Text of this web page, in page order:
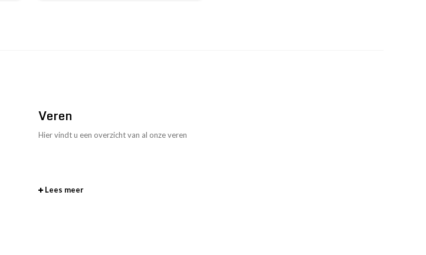
Veren
Hier vindt u een overzicht van al onze veren
Lees meer